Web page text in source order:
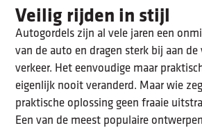
Veilig rijden in stijl
Autogordels zijn al vele jaren een
van de auto en dragen sterk bij aan
verkeer. Het eenvoudige maar
eigenlijk nooit veranderd. Maar wie
praktische oplossing geen fraaie
Een van de meest populaire